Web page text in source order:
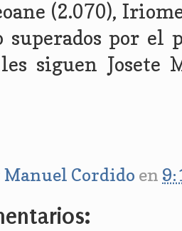
(2.070),
superados por el
siguen Josete
Manuel Cordido en